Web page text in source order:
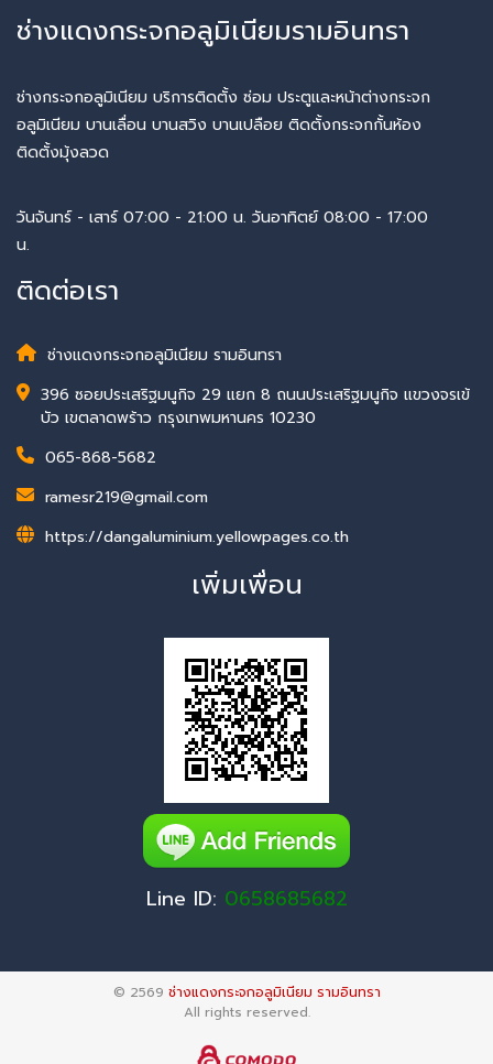
ช่างแดงกระจกอลูมิเนียมรามอินทรา
ช่างกระจกอลูมิเนียม บริการติดตั้ง ซ่อม ประตูและหน้าต่างกระจก
อลูมิเนียม บานเลื่อน บานสวิง บานเปลือย ติดตั้งกระจกกั้นห้อง
ติดตั้งมุ้งลวด
วันจันทร์ - เสาร์ 07:00 - 21:00 น. วันอาทิตย์ 08:00 - 17:00
น.
ติดต่อเรา
ช่างแดงกระจกอลูมิเนียม รามอินทรา
396 ซอยประเสริฐมนูกิจ 29 แยก 8 ถนนประเสริฐมนูกิจ แขวงจรเข้
บัว เขตลาดพร้าว กรุงเทพมหานคร 10230
065-868-5682
ramesr219@gmail.com
https://dangaluminium.yellowpages.co.th
เพิ่มเพื่อน
Line ID: 0658685682
© 2569 ช่างแดงกระจกอลูมิเนียม รามอินทรา
All rights reserved.